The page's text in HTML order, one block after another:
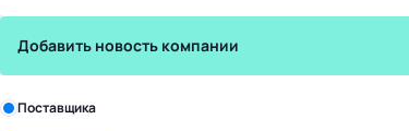
Добавить новость компании
Зарегистрируйте в бизнес-центре:
Поставщика